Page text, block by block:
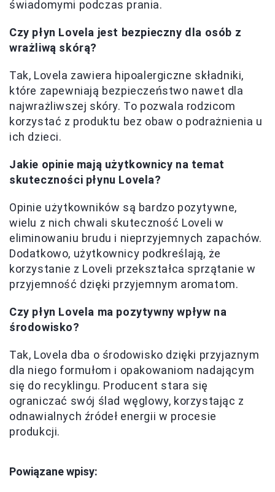
świadomymi podczas prania.
Czy płyn Lovela jest bezpieczny dla osób z
wrażliwą skórą?
Tak, Lovela zawiera hipoalergiczne składniki,
które zapewniają bezpieczeństwo nawet dla
najwrażliwszej skóry. To pozwala rodzicom
korzystać z produktu bez obaw o podrażnienia u
ich dzieci.
Jakie opinie mają użytkownicy na temat
skuteczności płynu Lovela?
Opinie użytkowników są bardzo pozytywne,
wielu z nich chwali skuteczność Loveli w
eliminowaniu brudu i nieprzyjemnych zapachów.
Dodatkowo, użytkownicy podkreślają, że
korzystanie z Loveli przekształca sprzątanie w
przyjemność dzięki przyjemnym aromatom.
Czy płyn Lovela ma pozytywny wpływ na
środowisko?
Tak, Lovela dba o środowisko dzięki przyjaznym
dla niego formułom i opakowaniom nadającym
się do recyklingu. Producent stara się
ograniczać swój ślad węglowy, korzystając z
odnawialnych źródeł energii w procesie
produkcji.
Powiązane wpisy: